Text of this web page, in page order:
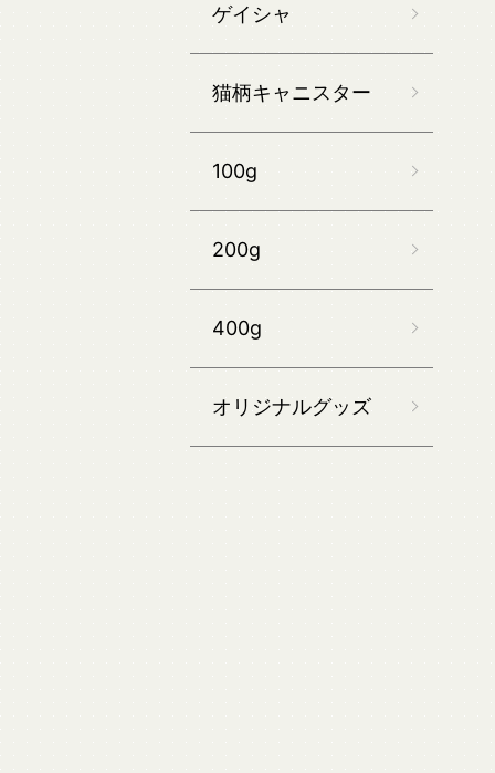
ゲイシャ
猫柄キャニスター
100g
200g
400g
オリジナルグッズ